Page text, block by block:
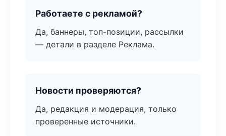
Работаете с рекламой?
Да, баннеры, топ-позиции, рассылки
— детали в разделе Реклама.
Новости проверяются?
Да, редакция и модерация, только
проверенные источники.